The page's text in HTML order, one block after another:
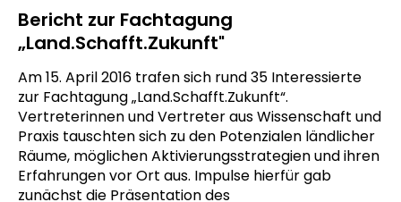
Bericht zur Fachtagung
„Land.Schafft.Zukunft"
Am 15. April 2016 trafen sich rund 35 Interessierte
zur Fachtagung „Land.Schafft.Zukunft“.
Vertreterinnen und Vertreter aus Wissenschaft und
Praxis tauschten sich zu den Potenzialen ländlicher
Räume, möglichen Aktivierungsstrategien und ihren
Erfahrungen vor Ort aus. Impulse hierfür gab
zunächst die Präsentation des